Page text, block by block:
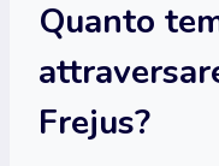
Quanto
Frejus?